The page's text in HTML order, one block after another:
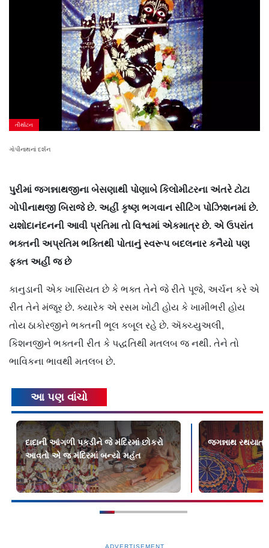
તીર્થાટન
ગોપીનાથનાં દર્શન
પુરીમાં જગન્નાથજીના બેસણાથી પોણાબે કિલોમીટરના અંતરે ટોટા
ગોપીનાથજી બિરાજે છે. અહીં કૃષ્ણ ભગવાન સીટિંગ પોઝિશનમાં છે.
યશોદાનંદનની આવી પ્રતિમા તો વિશ્વમાં એકમાત્ર છે. એ ઉપરાંત
ભક્તની અપ્રતિમ ભક્તિથી પોતાનું સ્વરૂપ બદલનાર કનૈયો પણ
ફક્ત અહીં જ છે
કાનુડાની એક ખાસિયત છે કે ભક્ત તેને જે રીતે પૂજે, અર્ચન કરે એ
રીત તેને મંજૂર છે. ક્યારેક એ રસમ ખોટી હોય કે ખામીભરી હોય
તોય ઠાકોરજીને ભક્તની ભૂલ કબૂલ રહે છે. ઍક્ચ્યુઅલી,
કિશનજીને ભક્તની રીત કે પદ્ધતિથી મતલબ જ નથી. તેને તો
ભાવિકના ભાવથી મતલબ છે.
આ પણ વાંચો
દાદાની આંગળી પકડીને જે મંદિરમાં છોકરો
આવતો એ જ મંદિરમાં બન્યો મહંત
જગન્નાથ
ADVERTISEMENT